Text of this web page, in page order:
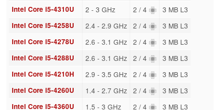
Intel Core i5-4310U 2 - 3 GHz 2 / 4 3 MB L3
Intel Core i5-4258U 2.4 - 2.9 GHz 2 / 4 3 MB L3
Intel Core i5-4278U 2.6 - 3.1 GHz 2 / 4 3 MB L3
Intel Core i5-4288U 2.6 - 3.1 GHz 2 / 4 3 MB L3
Intel Core i5-4210H 2.9 - 3.5 GHz 2 / 4 3 MB L3
Intel Core i5-4260U 1.4 - 2.7 GHz 2 / 4 3 MB L3
Intel Core i5-4360U 1.5 - 3 GHz 2 / 4 3 MB L3